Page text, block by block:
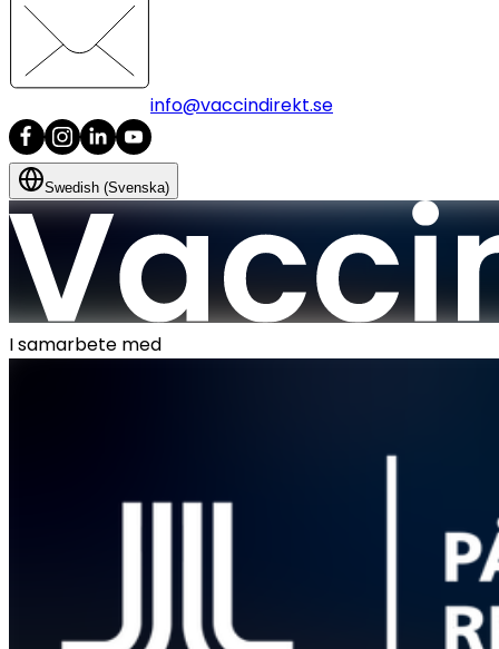
info@vaccindirekt.se
Swedish (Svenska)
I samarbete med